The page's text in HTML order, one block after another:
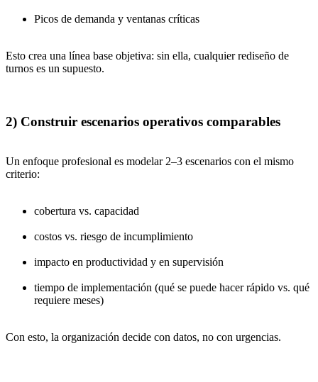
Picos de demanda y ventanas críticas
Esto crea una línea base objetiva: sin ella, cualquier rediseño de
turnos es un supuesto.
2) Construir escenarios operativos comparables
Un enfoque profesional es modelar 2–3 escenarios con el mismo
criterio:
cobertura vs. capacidad
costos vs. riesgo de incumplimiento
impacto en productividad y en supervisión
tiempo de implementación (qué se puede hacer rápido vs. qué
requiere meses)
Con esto, la organización decide con datos, no con urgencias.